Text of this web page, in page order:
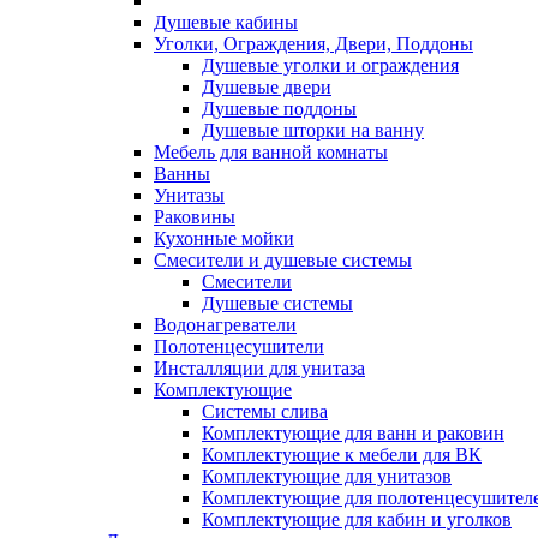
Душевые кабины
Уголки, Ограждения, Двери, Поддоны
Душевые уголки и ограждения
Душевые двери
Душевые поддоны
Душевые шторки на ванну
Мебель для ванной комнаты
Ванны
Унитазы
Раковины
Кухонные мойки
Смесители и душевые системы
Смесители
Душевые системы
Водонагреватели
Полотенцесушители
Инсталляции для унитаза
Комплектующие
Системы слива
Комплектующие для ванн и раковин
Комплектующие к мебели для ВК
Комплектующие для унитазов
Комплектующие для
Комплектующие для кабин и уголков